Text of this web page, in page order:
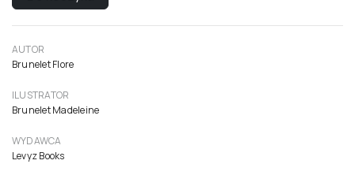
Jedz, aniołku
14,90 zł
14,19 zł netto ( 5% VAT)